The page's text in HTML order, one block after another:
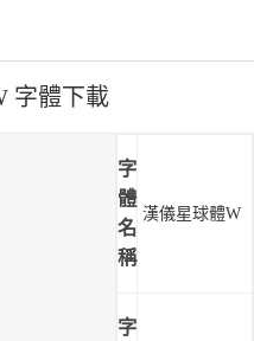
字體下載
字
體
名
稱
漢儀星球體W
字